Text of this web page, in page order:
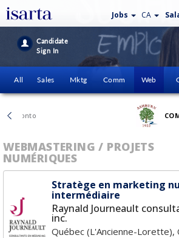
Jobs CA
Candidate
Sign In
All Sales Mktg Comm Web
COMMUNICATIONS MANAGER –
WEBMASTERING / PROJETS
NUMÉRIQUES
Stratège en marketing
intermédiaire
Raynald Journeault
inc.
Québec (L'Ancienne-Lorette),